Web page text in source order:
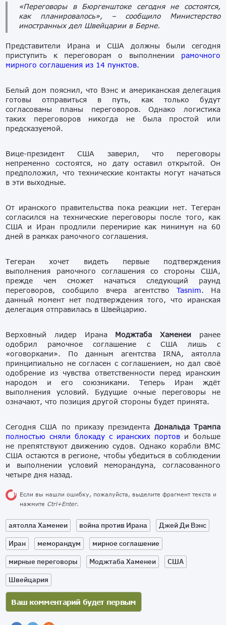
«Переговоры в Бюргенштоке сегодня не состоятся,
как планировалось», – сообщило Министерство
иностранных дел Швейцарии в Берне.
Представители Ирана и США должны были сегодня
приступить к переговорам о выполнении рамочного
мирного соглашения из 14 пунктов.
Белый дом пояснил, что Вэнс и американская делегация
готовы отправиться в путь, как только будут
согласованы планы переговоров. Однако логистика
таких переговоров никогда не была простой или
предсказуемой.
Вице-президент США заверил, что переговоры
непременно состоятся, но дату оставил открытой. Он
предположил, что технические контакты могут начаться
в эти выходные.
От иранского правительства пока реакции нет. Тегеран
согласился на технические переговоры после того, как
США и Иран продлили перемирие как минимум на 60
дней в рамках рамочного соглашения.
Тегеран хочет видеть первые подтверждения
выполнения рамочного соглашения со стороны США,
прежде чем сможет начаться следующий раунд
переговоров, сообщило вчера агентство Tasnim. На
данный момент нет подтверждения того, что иранская
делегация отправилась в Швейцарию.
Верховный лидер Ирана Моджтаба Хаменеи ранее
одобрил рамочное соглашение с США лишь с
«оговорками». По данным агентства IRNA, аятолла
принципиально не согласен с соглашением, но дал своё
одобрение из чувства ответственности перед иранским
народом и его союзниками. Теперь Иран ждёт
выполнения условий. Будущие очные переговоры не
означают, что позиция другой стороны будет принята.
Сегодня США по приказу президента Дональда Трампа
полностью сняли блокаду с иранских портови больше
не препятствуют движению судов. Однако корабли ВМС
США остаются в регионе, чтобы убедиться в соблюдении
и выполнении условий меморандума, согласованного
четыре дня назад.
Если вы нашли ошибку, пожалуйста, выделите фрагмент текста и
нажмите Ctrl+Enter.
аятолла Хаменеи война против Ирана
Джей Ди Вэнс
Иран
меморандум
мирное соглашение
мирные переговоры
Моджтаба Хаменеи
США
Швейцария